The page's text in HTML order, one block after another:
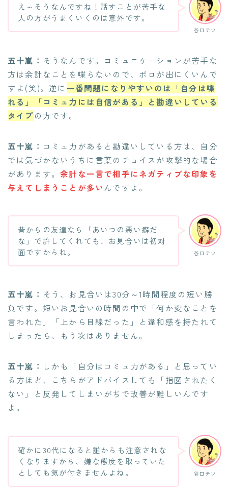
谷口テツ
え～そうなんですね！話すことが苦手な
人の方がうまくいくのは意外です。
五十嵐： そうなんです。コミュニケーションが苦手な
方は余計なことを喋らないので、ボロが出にくいんで
すよ(笑)。逆に 一番問題になりやすいのは「自分は喋
れる」「コミュ力には自信がある」と勘違いしている
タイプの方です。
五十嵐： コミュ力があると勘違いしている方は、自分
では気づかないうちに言葉のチョイスが攻撃的な場合
があります。余計な一言で相手にネガティブな印象を
与えてしまうことが多いんですよ。
谷口テツ
昔からの友達なら「あいつの悪い癖だ
な」で許してくれても、お見合いは初対
面ですからね。
五十嵐： そう、お見合いは30分～1時間程度の短い勝
負です。短いお見合いの時間の中で「何か変なことを
言われた」「上から目線だった」と違和感を持たれて
しまったら、もう次はありません。
五十嵐： しかも「自分はコミュ力がある」と思ってい
る方ほど、こちらがアドバイスしても「指図されたく
ない」と反発してしまいがちで改善が難しいんです
よ。
谷口テツ
確かに30代になると誰からも注意されな
くなりますから、嫌な態度を取っていた
としても気が付きませんよね。